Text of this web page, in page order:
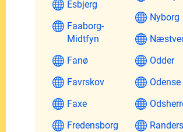
Esbjerg
Faaborg-
Midtfyn
Fanø
Favrskov
Faxe
Fredensborg
Nyborg
Odder
Odense
Randers